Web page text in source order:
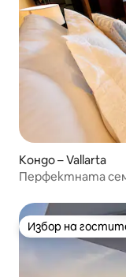
Кондо – Vallarta
Перфектната
Избор на
Избор на